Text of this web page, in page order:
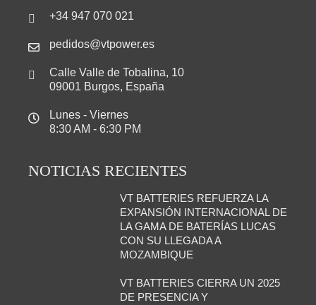
+34 947 070 021
pedidos@vtpower.es
Calle Valle de Tobalina, 10
09001 Burgos, España
Lunes - Viernes
8:30 AM - 6:30 PM
NOTICIAS RECIENTES
VT BATTERIES REFUERZA LA
EXPANSIÓN INTERNACIONAL DE
LA GAMA DE BATERÍAS LUCAS
CON SU LLEGADA A
MOZAMBIQUE
VT BATTERIES CIERRA UN 2025
DE PRESENCIA Y